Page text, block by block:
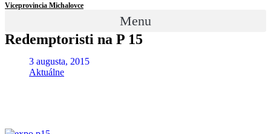
Viceprovincia Michalovce
Menu
Redemptoristi na P 15
3 augusta, 2015
Aktuálne